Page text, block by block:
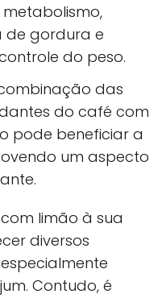
de gordura e
do peso.
das
do café com
pode beneficiar a
um aspecto
limão à sua
diversos
Contudo, é